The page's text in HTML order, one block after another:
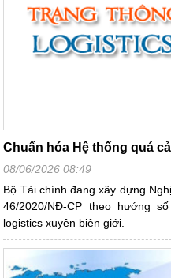
Chuẩn hóa Hệ thống quá
08/06/2026 08:49
Bộ Tài chính đang xây dựng
46/2020/NĐ-CP theo hướng
logistics xuyên biên giới.